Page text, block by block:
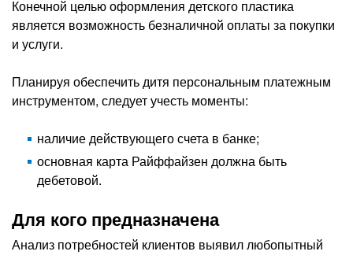
Конечной целью оформления детского пластика
является возможность безналичной оплаты за покупки
и услуги.
Планируя обеспечить дитя персональным платежным
инструментом, следует учесть моменты:
наличие действующего счета в банке;
основная карта Райффайзен должна быть
дебетовой.
Для кого предназначена
Анализ потребностей клиентов выявил любопытный